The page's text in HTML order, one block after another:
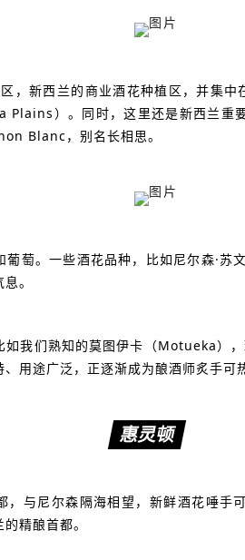
，新西兰的商业酒花种植区，并集
Plains）。同时，这里还是新西兰重
Blanc，别名长相思。
葡萄。一些酒花品种，比如尼尔森·
。
如我们熟知的莫图伊卡（Motueka）
用途广泛，正逐渐成为酿酒师炙手可
惠灵顿
，与尼尔森隔海相望，新鲜酒花唾手
精酿首都。